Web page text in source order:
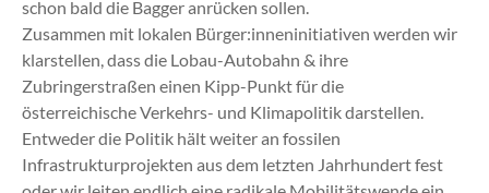
schon bald die Bagger anrücken sollen.
Zusammen mit lokalen Bürger:inneninitiativen werden wir
klarstellen, dass die Lobau-Autobahn & ihre
Zubringerstraßen einen Kipp-Punkt für die
österreichische Verkehrs- und Klimapolitik darstellen.
Entweder die Politik hält weiter an fossilen
Infrastrukturprojekten aus dem letzten Jahrhundert fest